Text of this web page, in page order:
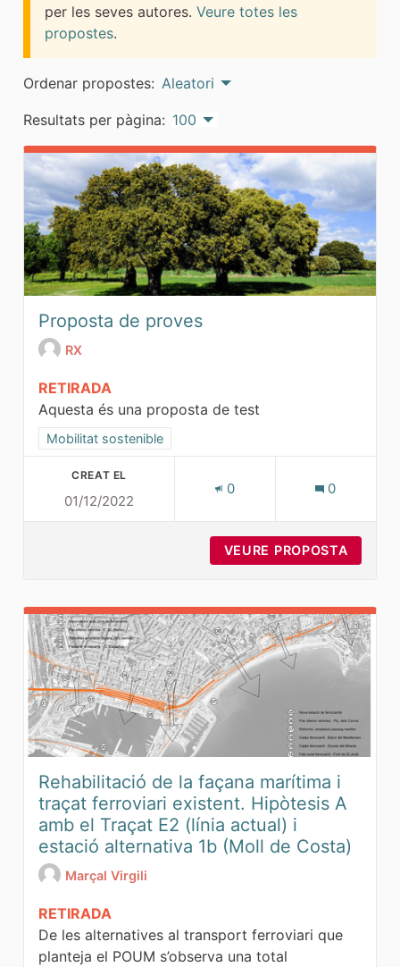
per les seves autores. Veure totes les
propostes.
Ordenar propostes: Aleatori
Resultats per pàgina: 100
Proposta de proves
RX
RETIRADA
Aquesta és una proposta de test
Resultats al filtrar per la categoria: Mobilitat sostenible
Mobilitat sostenible
CREAT EL
01/12/2022
0 0
VEURE PROPOSTA
Rehabilitació de la façana marítima i
traçat ferroviari existent. Hipòtesis A
amb el Traçat E2 (línia actual) i
estació alternativa 1b (Moll de Costa)
Marçal Virgili
RETIRADA
De les alternatives al transport ferroviari que
planteja el POUM s’observa una total